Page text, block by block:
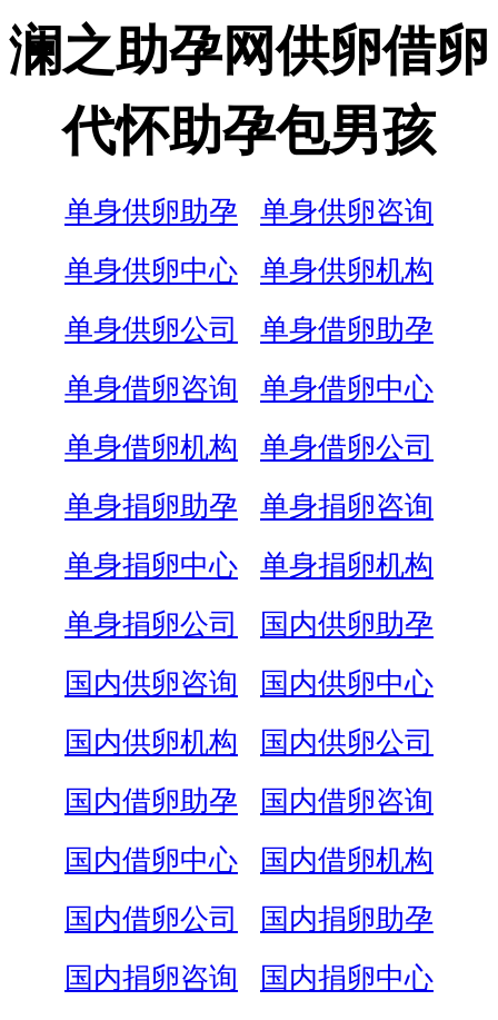
澜之助孕网供卵借卵
代怀助孕包男孩
单身供卵助孕
单身供卵咨询
单身供卵中心
单身供卵机构
单身供卵公司
单身借卵助孕
单身借卵咨询
单身借卵中心
单身借卵机构
单身借卵公司
单身捐卵助孕
单身捐卵咨询
单身捐卵中心
单身捐卵机构
单身捐卵公司
国内供卵助孕
国内供卵咨询
国内供卵中心
国内供卵机构
国内供卵公司
国内借卵助孕
国内借卵咨询
国内借卵中心
国内借卵机构
国内借卵公司
国内捐卵助孕
国内捐卵咨询
国内捐卵中心